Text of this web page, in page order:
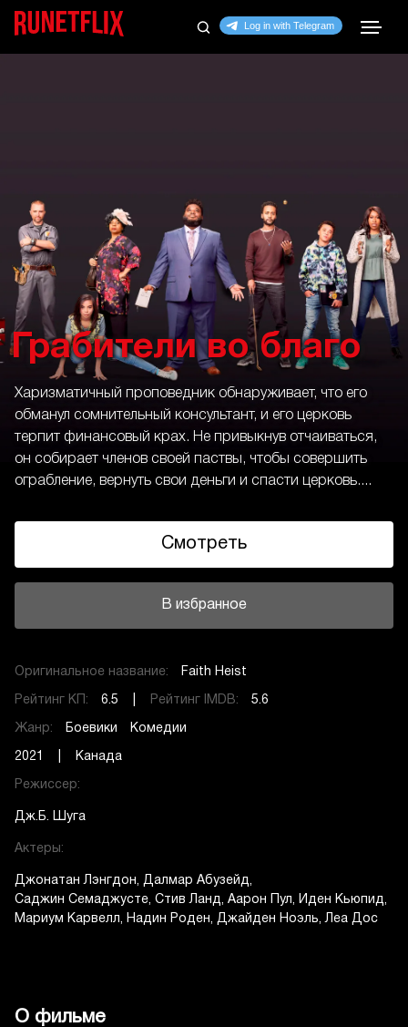
Грабители во благо
Харизматичный проповедник обнаруживает, что его
обманул сомнительный консультант, и его церковь
терпит финансовый крах. Не привыкнув отчаиваться,
он собирает членов своей паствы, чтобы совершить
ограбление, вернуть свои деньги и спасти церковь....
Смотреть
В избранное
Оригинальное название: Faith Heist
Рейтинг КП: 6.5 | Рейтинг IMDB: 5.6
Жанр: Боевики Комедии
2021 | Канада
Режиссер:
Дж.Б. Шуга
Актеры:
Джонатан Лэнгдон
Далмар Абузейд
Саджин Семаджусте Стив Ланд Аарон Пул
Иден Кьюпид
Мариум Карвелл
Надин Роден Джайден Ноэль Леа Дос
О фильме